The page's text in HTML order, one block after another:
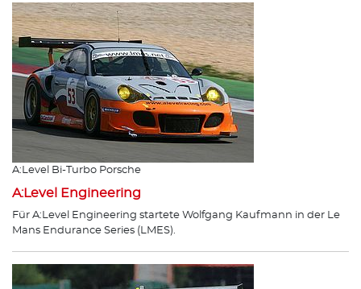
A:Level Bi-Turbo Porsche
A:Level Engineering
Für A:Level Engineering startete Wolfgang Kaufmann in der Le
Mans Endurance Series (LMES).